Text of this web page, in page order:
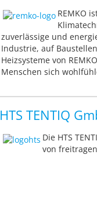
REMKO
zuverlässige und
Industrie, auf
Heizsysteme von
Menschen sich
HTS TENTIQ
Die HTS
von